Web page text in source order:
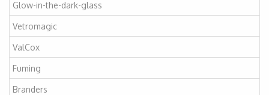
Glow-in-the-dark-glass
Vetromagic
ValCox
Fuming
Branders